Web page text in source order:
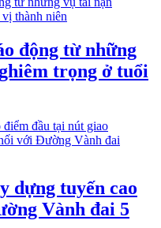
động từ những
trọng ở tuổi
dựng tuyến cao
Vành đai 5